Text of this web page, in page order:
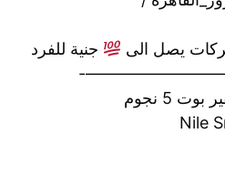
يصل الى
جنية للفرد
5 نجوم
Nile